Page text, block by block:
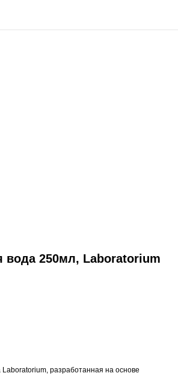
вода 250мл, Laboratorium
разработанная на основе